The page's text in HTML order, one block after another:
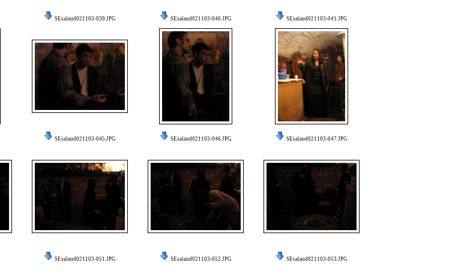
SEsalaud021103-039.JPG SEsalaud021103-040.JPG SEsalaud021103-041.JPG
SEsalaud021103-045.JPG SEsalaud021103-046.JPG SEsalaud021103-047.JPG
SEsalaud021103-051.JPG SEsalaud021103-052.JPG SEsalaud021103-053.JPG